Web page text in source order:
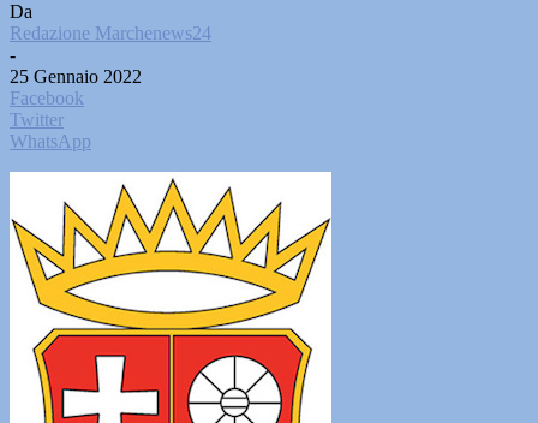
Da
Redazione Marchenews24
-
25 Gennaio 2022
Facebook
Twitter
WhatsApp